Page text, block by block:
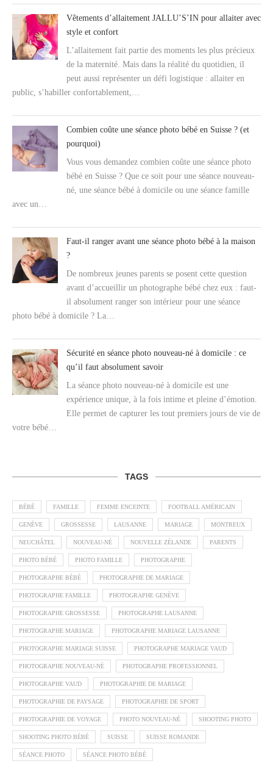
Vêtements d’allaitement JALLU’S’IN pour allaiter avec
style et confort
L’allaitement fait partie des moments les plus précieux
de la maternité. Mais dans la réalité du quotidien, il
peut aussi représenter un défi logistique : allaiter en
public, s’habiller confortablement,…
Combien coûte une séance photo bébé en Suisse ? (et
pourquoi)
Vous vous demandez combien coûte une séance photo
bébé en Suisse ? Que ce soit pour une séance nouveau-
né, une séance bébé à domicile ou une séance famille
avec un…
Faut-il ranger avant une séance photo bébé à la maison
?
De nombreux jeunes parents se posent cette question
avant d’accueillir un photographe bébé chez eux : faut-
il absolument ranger son intérieur pour une séance
photo bébé à domicile ? La…
Sécurité en séance photo nouveau-né à domicile : ce
qu’il faut absolument savoir
La séance photo nouveau-né à domicile est une
expérience unique, à la fois intime et pleine d’émotion.
Elle permet de capturer les tout premiers jours de vie de
votre bébé…
TAGS
BÉBÉ FAMILLE FEMME ENCEINTE FOOTBALL AMÉRICAIN
GENÈVE GROSSESSE LAUSANNE MARIAGE MONTREUX
NEUCHÂTEL NOUVEAU-NÉ NOUVELLE ZÉLANDE PARENTS
PHOTO BÉBÉ PHOTO FAMILLE PHOTOGRAPHE
PHOTOGRAPHE BÉBÉ PHOTOGRAPHE DE MARIAGE
PHOTOGRAPHE FAMILLE PHOTOGRAPHE GENÈVE
PHOTOGRAPHE GROSSESSE PHOTOGRAPHE LAUSANNE
PHOTOGRAPHE MARIAGE PHOTOGRAPHE MARIAGE LAUSANNE
PHOTOGRAPHE MARIAGE SUISSE PHOTOGRAPHE MARIAGE VAUD
PHOTOGRAPHE NOUVEAU-NÉ PHOTOGRAPHE PROFESSIONNEL
PHOTOGRAPHE VAUD PHOTOGRAPHIE DE MARIAGE
PHOTOGRAPHIE DE PAYSAGE PHOTOGRAPHIE DE SPORT
PHOTOGRAPHIE DE VOYAGE PHOTO NOUVEAU-NÉ SHOOTING PHOTO
SHOOTING PHOTO BÉBÉ SUISSE SUISSE ROMANDE
SÉANCE PHOTO SÉANCE PHOTO BÉBÉ